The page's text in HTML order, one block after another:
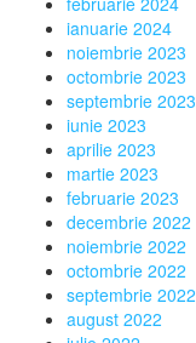
ianuarie 2024
noiembrie 2023
octombrie 2023
septembrie 2023
iunie 2023
aprilie 2023
martie 2023
februarie 2023
decembrie 2022
noiembrie 2022
octombrie 2022
septembrie 2022
august 2022